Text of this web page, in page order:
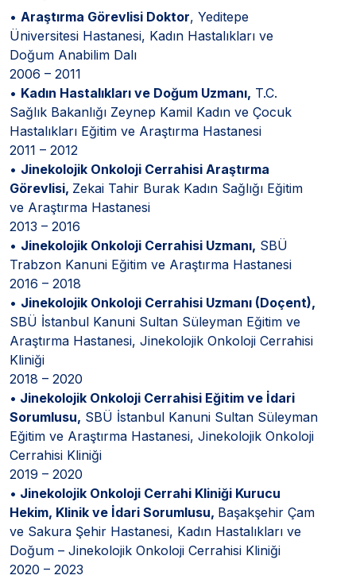
• Araştırma Görevlisi Doktor, Yeditepe
Üniversitesi Hastanesi, Kadın Hastalıkları ve
Doğum Anabilim Dalı
2006 – 2011
• Kadın Hastalıkları ve Doğum Uzmanı, T.C.
Sağlık Bakanlığı Zeynep Kamil Kadın ve Çocuk
Hastalıkları Eğitim ve Araştırma Hastanesi
2011 – 2012
• Jinekolojik Onkoloji Cerrahisi Araştırma
Görevlisi, Zekai Tahir Burak Kadın Sağlığı Eğitim
ve Araştırma Hastanesi
2013 – 2016
• Jinekolojik Onkoloji Cerrahisi Uzmanı, SBÜ
Trabzon Kanuni Eğitim ve Araştırma Hastanesi
2016 – 2018
• Jinekolojik Onkoloji Cerrahisi Uzmanı (Doçent),
SBÜ İstanbul Kanuni Sultan Süleyman Eğitim ve
Araştırma Hastanesi, Jinekolojik Onkoloji Cerrahisi
Kliniği
2018 – 2020
• Jinekolojik Onkoloji Cerrahisi Eğitim ve İdari
Sorumlusu, SBÜ İstanbul Kanuni Sultan Süleyman
Eğitim ve Araştırma Hastanesi, Jinekolojik Onkoloji
Cerrahisi Kliniği
2019 – 2020
• Jinekolojik Onkoloji Cerrahi Kliniği Kurucu
Hekim, Klinik ve İdari Sorumlusu, Başakşehir Çam
ve Sakura Şehir Hastanesi, Kadın Hastalıkları ve
Doğum – Jinekolojik Onkoloji Cerrahisi Kliniği
2020 – 2023